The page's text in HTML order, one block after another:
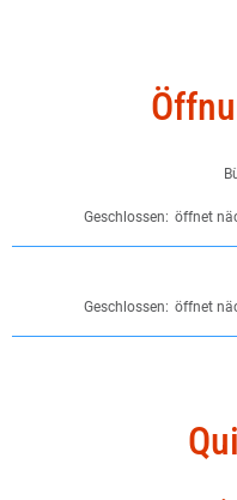
Klicken, um weitere
Geschlossen: öffnet
Klicken, um weitere
Geschlossen: öffnet